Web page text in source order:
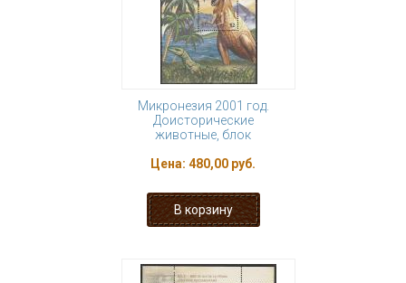
Микронезия 2001 год.
Доисторические
животные, блок
Цена: 480,00 руб.